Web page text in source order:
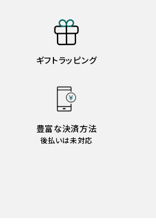
ギフトラッピング
豊富な決済方法
後払いは未対応